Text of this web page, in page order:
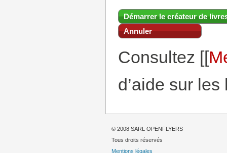
Démarrer le créateur de
Annuler
Consultez [[
d’aide sur
© 2008 SARL OPENFLYERS
Tous droits réservés
Mentions légales